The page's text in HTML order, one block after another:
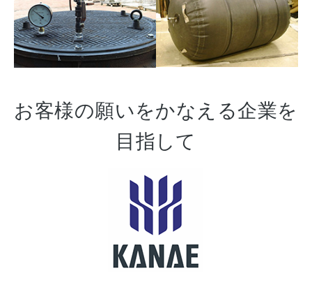
お客様の願いをかなえる企業を
目指して